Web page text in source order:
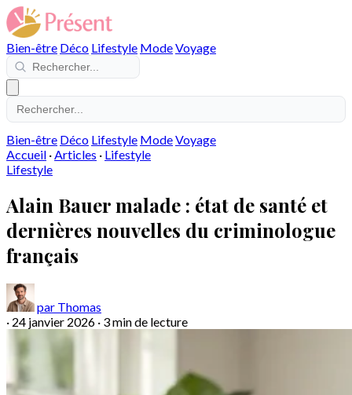
Bien-être Déco Lifestyle ModeVoyage
Bien-être Déco Lifestyle ModeVoyage
Accueil ·Articles · Lifestyle
Lifestyle
Alain Bauer malade : état de santé et
dernières nouvelles du criminologue
français
par Thomas
· 24 janvier 2026 · 3 min de lecture